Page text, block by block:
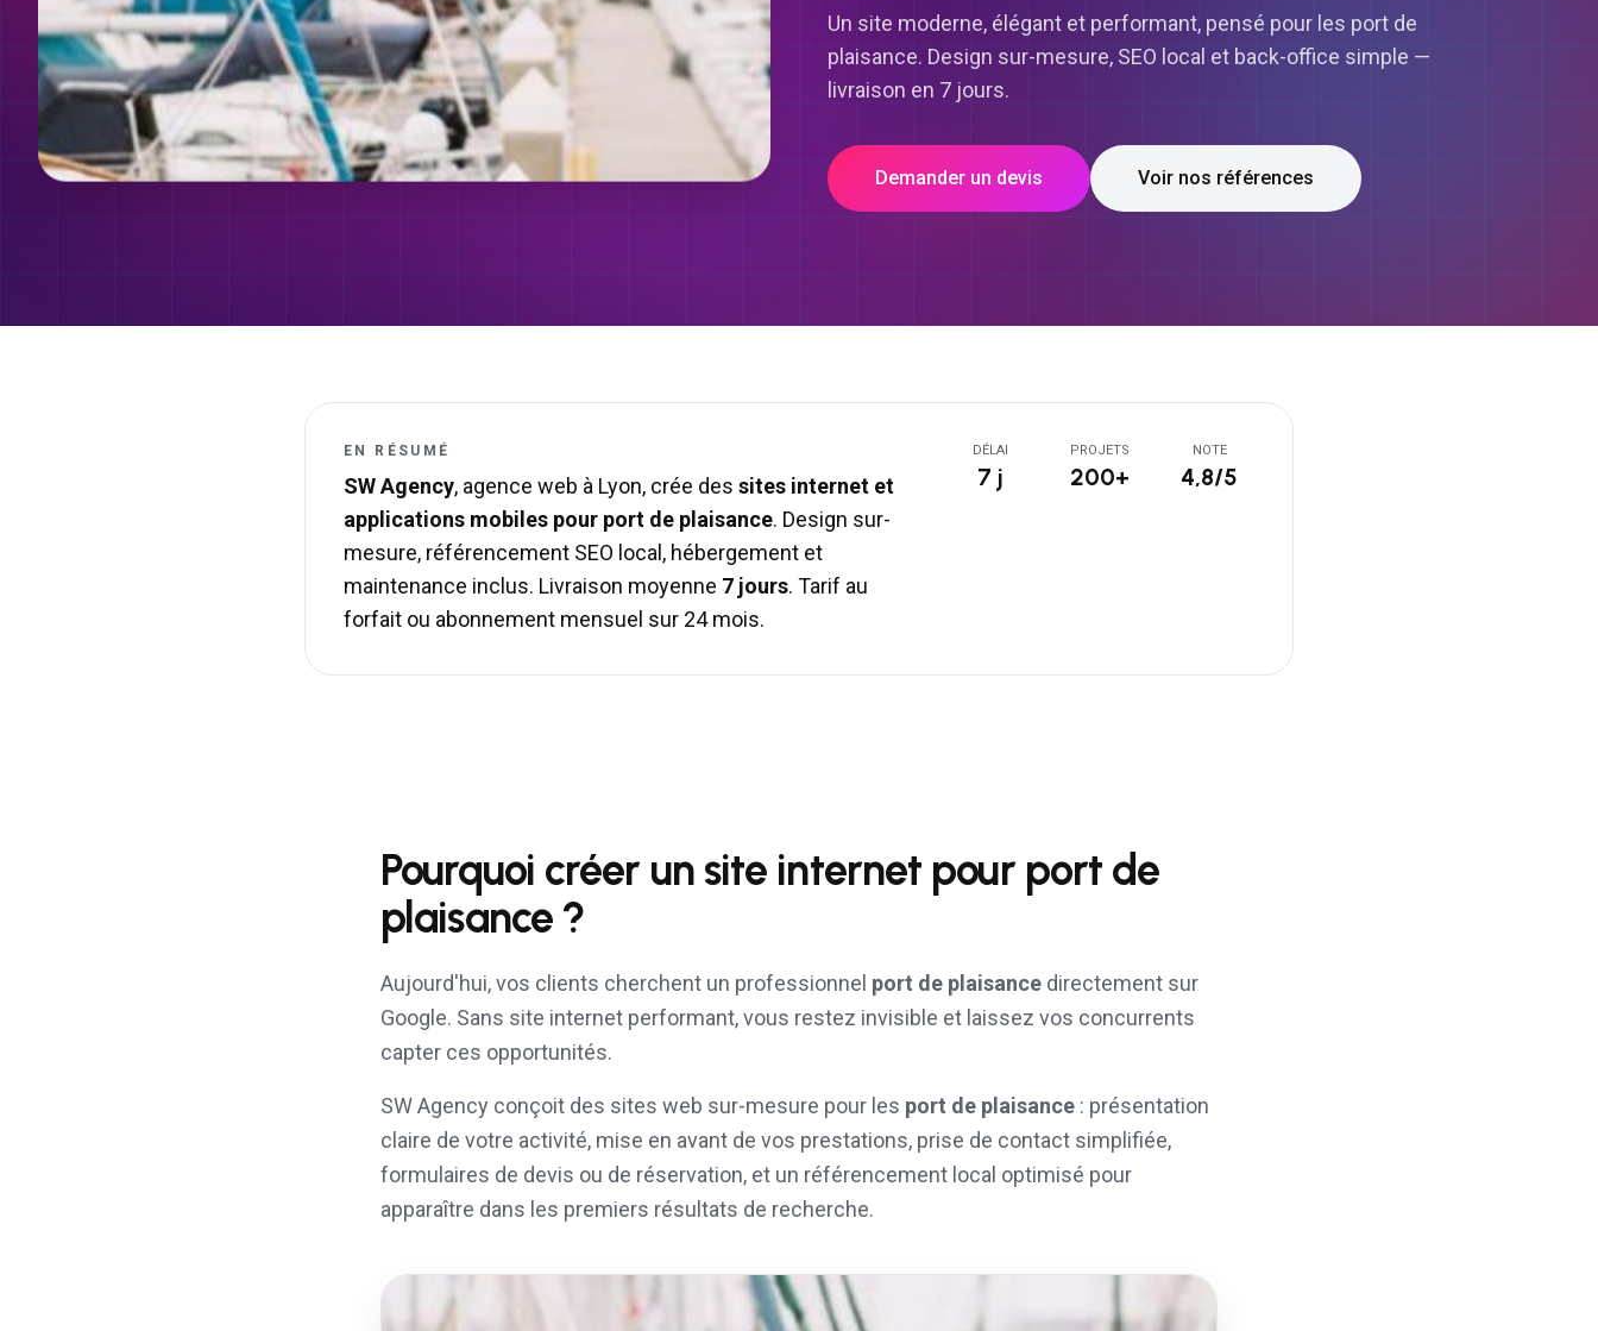
Un site moderne, élégant et performant, pensé pour les port de
plaisance. Design sur-mesure, SEO local et back-office simple —
livraison en 7 jours.
Demander un devis Voir nos références
EN RÉSUMÉ
SW Agency, agence web à Lyon, crée des sites internet et
applications mobiles pour port de plaisance. Design sur-
mesure, référencement SEO local, hébergement et
maintenance inclus. Livraison moyenne 7 jours. Tarif au
forfait ou abonnement mensuel sur 24 mois.
DÉLAI
7 j
PROJETS
200+
NOTE
4,8/5
Pourquoi créer un site internet pour port de
plaisance?
Aujourd'hui, vos clients cherchent un professionnel port de plaisance directement sur
Google. Sans site internet performant, vous restez invisible et laissez vos concurrents
capter ces opportunités.
SW Agency conçoit des sites web sur-mesure pour les port de plaisance : présentation
claire de votre activité, mise en avant de vos prestations, prise de contact simplifiée,
formulaires de devis ou de réservation, et un référencement local optimisé pour
apparaître dans les premiers résultats de recherche.